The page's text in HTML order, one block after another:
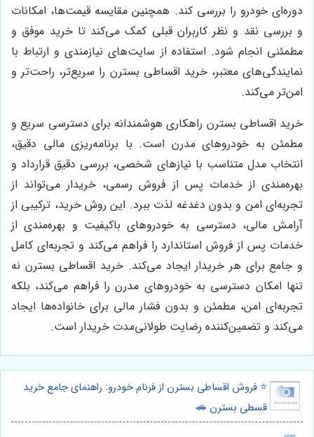
دوره‌ای خودرو را بررسی کند. همچنین مقایسه قیمت‌ها، امکانات
و بررسی نقد و نظر کاربران قبلی کمک می‌کند تا خرید موفق و
مطمئنی انجام شود. استفاده از سایت‌های نیازمندی و ارتباط با
نمایندگی‌های معتبر، خرید اقساطی بسترن را سریع‌تر، راحت‌تر و
امن‌تر می‌کند.
خرید اقساطی بسترن راهکاری هوشمندانه برای دسترسی سریع و
مطمئن به خودروهای مدرن است. با برنامه‌ریزی مالی دقیق،
انتخاب مدل متناسب با نیازهای شخصی، بررسی دقیق قرارداد و
بهره‌مندی از خدمات پس از فروش رسمی، خریدار می‌تواند از
تجربه‌ای امن و بدون دغدغه لذت ببرد. این روش خرید، ترکیبی از
آرامش مالی، دسترسی به خودروهای باکیفیت و بهره‌مندی از
خدمات پس از فروش استاندارد را فراهم می‌کند و تجربه‌ای کامل
و جامع برای هر خریدار ایجاد می‌کند. خرید اقساطی بسترن نه
تنها امکان دسترسی به خودروهای مدرن را فراهم می‌کند، بلکه
تجربه‌ای امن، مطمئن و بدون فشار مالی برای خانواده‌ها ایجاد
می‌کند و تضمین‌کننده رضایت طولانی‌مدت خریدار است.
⭐️ فروش اقساطی بسترن از فرنام خودرو: راهنمای جامع خرید
قسطی بسترن 🚗